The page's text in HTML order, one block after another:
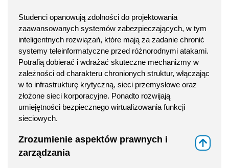
Studenci opanowują zdolności do projektowania
zaawansowanych systemów zabezpieczających, w tym
inteligentnych rozwiązań, które mają za zadanie chronić
systemy teleinformatyczne przed różnorodnymi atakami.
Potrafią dobierać i wdrażać skuteczne mechanizmy w
zależności od charakteru chronionych struktur, włączając
w to infrastrukturę krytyczną, sieci przemysłowe oraz
złożone sieci korporacyjne. Ponadto rozwijają
umiejętności bezpiecznego wirtualizowania funkcji
sieciowych.
Zrozumienie aspektów prawnych i
zarządzania